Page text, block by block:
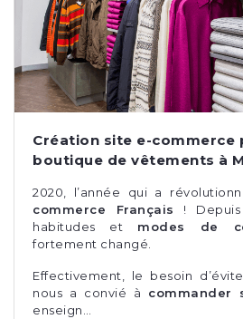
Création site e-commerce
boutique de vêtements à
2020, l’année qui a
commerce Français
!
habitudes et modes de
fortement changé.
Effectivement, le besoin
nous a convié à commander
enseign…